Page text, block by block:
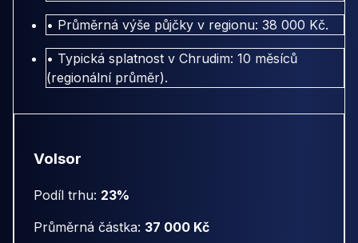
• Průměrná výše půjčky v regionu: 38 000 Kč.
• Typická splatnost v Chrudim: 10 měsíců
(regionální průměr).
Volsor
Podíl trhu: 23%
Průměrná částka: 37 000 Kč